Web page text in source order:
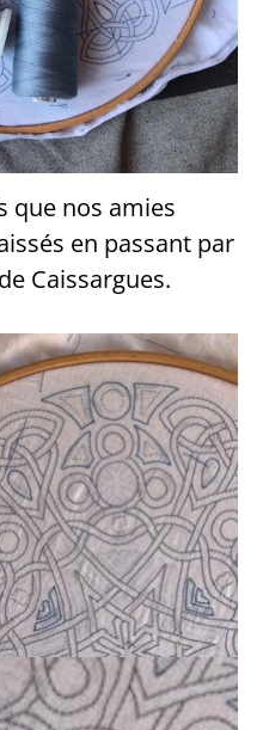
que nos amies
en passant par
Caissargues.